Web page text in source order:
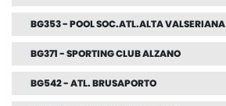
BG353 - POOL SOC.ATL.ALTA VALSERIANA
BG371 - SPORTING CLUB ALZANO
BG542 - ATL. BRUSAPORTO